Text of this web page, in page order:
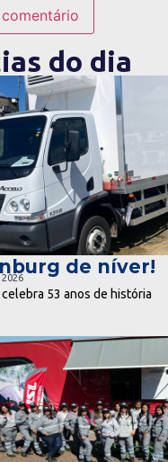
do dia
notícia
de níver!
53 anos de história
notícia